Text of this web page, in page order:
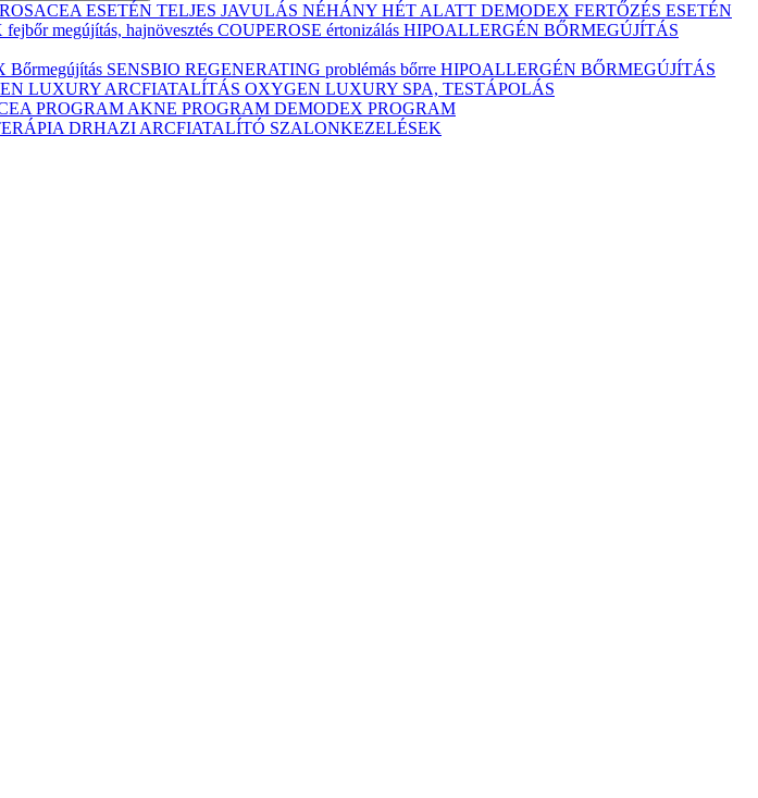
ESETÉN TELJES JAVULÁS NÉHÁNY HÉT ALATT DEMODEX FERTŐZÉS ESETÉN
megújítás, hajnövesztés COUPEROSE értonizálás HIPOALLERGÉN BŐRMEGÚJÍTÁS
Bőrmegújítás SENSBIO REGENERATING problémás bőrre HIPOALLERGÉN BŐRMEGÚJÍTÁS
LUXURY ARCFIATALÍTÁS OXYGEN LUXURY SPA, TESTÁPOLÁS
PROGRAM AKNE PROGRAM DEMODEX PROGRAM
DRHAZI ARCFIATALÍTÓ SZALONKEZELÉSEK